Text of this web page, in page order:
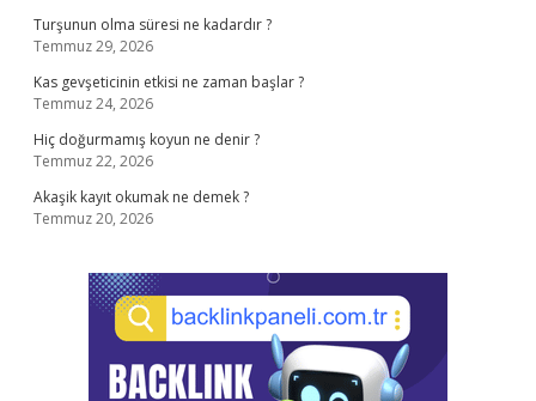
Turşunun olma süresi ne kadardır ?
Temmuz 29, 2026
Kas gevşeticinin etkisi ne zaman başlar ?
Temmuz 24, 2026
Hiç doğurmamış koyun ne denir ?
Temmuz 22, 2026
Akaşik kayıt okumak ne demek ?
Temmuz 20, 2026